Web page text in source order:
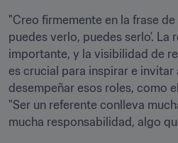
"Creo firmemente en la frase
puedes verlo, puedes serlo'. La
importante, y la visibilidad de
es crucial para inspirar e invitar
desempeñar esos roles, como
"Ser un referente conlleva
mucha responsabilidad, algo